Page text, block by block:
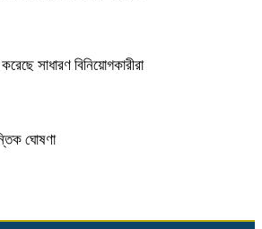
সাধারণ বিনিয়োগকারীরা
ঘোষণা